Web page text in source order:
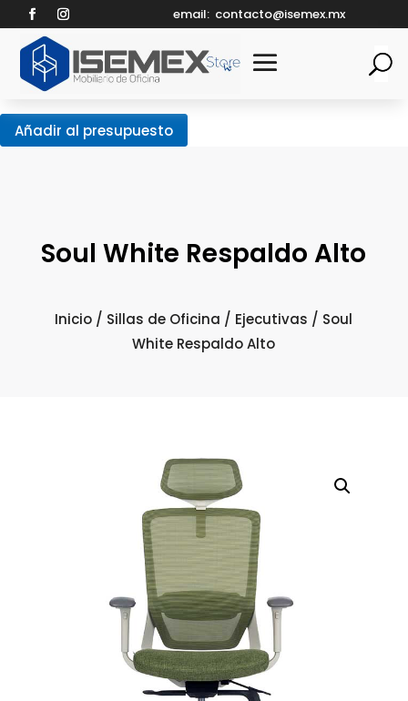
email: contacto@isemex.mx
Añadir al presupuesto
Soul White Respaldo Alto
Inicio / Sillas de Oficina / Ejecutivas / Soul
White Respaldo Alto